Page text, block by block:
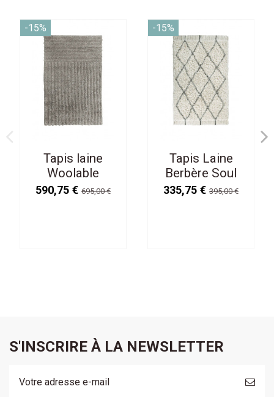
-15%
Tapis laine
Woolable
L170/240 cm
590,75 € 695,00 €
-15%
Tapis Laine
Berbère Soul
140/200cm
335,75 € 395,00 €
S'INSCRIRE À LA NEWSLETTER